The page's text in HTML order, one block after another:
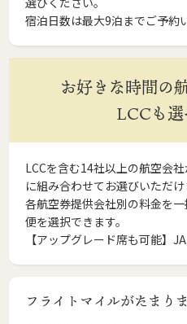
宿泊日数は最大9泊までご予約
お好きな時間の
LCCも選
LCCを含む14社以上の航空会
に組み合わせてお選びいただけ
各航空券提供会社別の料金を
便を選択できます。
【アップグレード席も可能】
フライトマイルがたまり